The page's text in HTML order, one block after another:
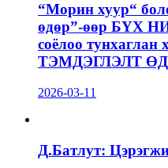
“Морин хуур“
өдөр”-өөр БҮХ
соёлоо тунхаглан
ТЭМДЭГЛЭЛТ
2026-03-11
Д.Батлут: